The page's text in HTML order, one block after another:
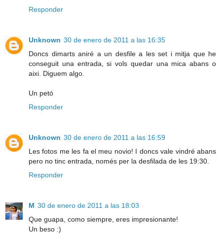
Responder
Unknown 30 de enero de 2011 a las 16:35
Doncs dimarts aniré a un desfile a les set i mitja que he
conseguit una entrada, si vols quedar una mica abans o
aixi. Diguem algo.
Un petó
Responder
Unknown 30 de enero de 2011 a las 16:59
Les fotos me les fa el meu novio! I doncs vale vindré abans
pero no tinc entrada, només per la desfilada de les 19:30.
Responder
M 30 de enero de 2011 a las 18:03
Que guapa, como siempre, eres impresionante!
Un beso :)